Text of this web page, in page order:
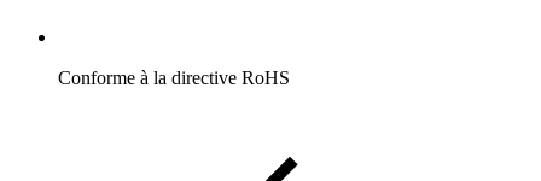
Conforme à la directive RoHS